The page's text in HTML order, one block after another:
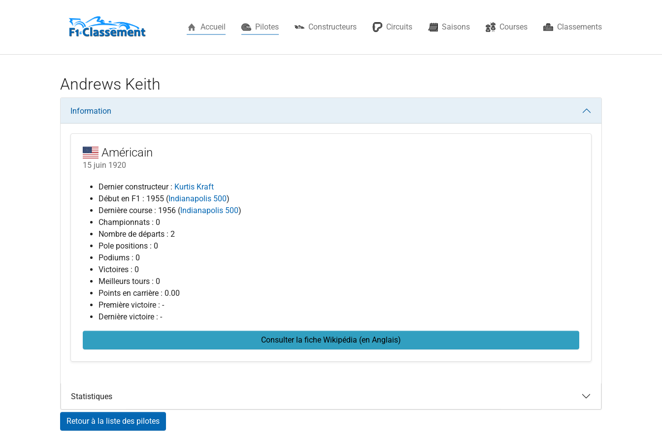
Accueil Pilotes(current) Constructeurs Circuits Saisons Courses Classements
Andrews Keith
Information
Américain
15 juin 1920
Dernier constructeur : Kurtis Kraft
Début en F1 : 1955 (Indianapolis 500)
Dernière course : 1956 (Indianapolis 500)
Championnats : 0
Nombre de départs : 2
Pole positions : 0
Podiums : 0
Victoires : 0
Meilleurs tours : 0
Points en carrière : 0.00
Première victoire : -
Dernière victoire : -
Consulter la fiche Wikipédia (en Anglais)
Statistiques
Retour à la liste des pilotes